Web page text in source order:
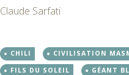
Claude Sarfati
CHILI CIVILISATION
FILS DU SOLEIL
GÉANT